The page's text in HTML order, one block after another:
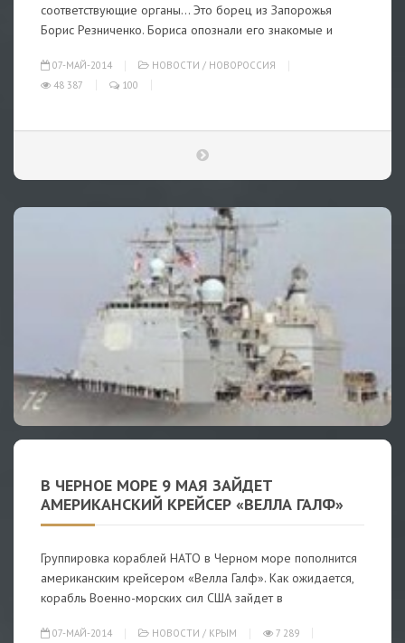
соответствующие органы… Это борец из Запорожья
Борис Резниченко. Бориса опознали его знакомые и
07-МАЙ-2014 НОВОСТИ / НОВОРОССИЯ
48 387
100
В ЧЕРНОЕ МОРЕ 9 МАЯ ЗАЙДЕТ
АМЕРИКАНСКИЙ КРЕЙСЕР «ВЕЛЛА ГАЛФ»
Группировка кораблей НАТО в Черном море пополнится
американским крейсером «Велла Галф». Как ожидается,
корабль Военно-морских сил США зайдет в
07-МАЙ-2014 НОВОСТИ / КРЫМ 7 289